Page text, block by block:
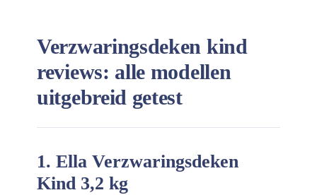
Verzwaringsdeken kind
reviews: alle modellen
uitgebreid getest
1. Ella Verzwaringsdeken
Kind 3,2 kg